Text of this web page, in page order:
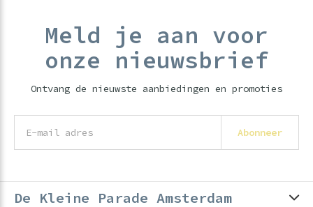
Meld je aan voor
onze nieuwsbrief
Ontvang de nieuwste aanbiedingen en promoties
Abonneer
De Kleine Parade Amsterdam